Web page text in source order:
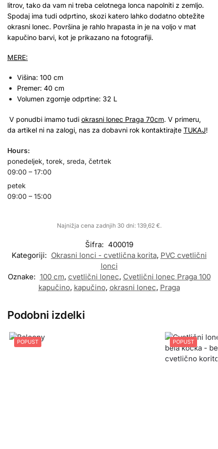
litrov, tako da vam ni treba celotnega lonca napolniti z zemljo.
Spodaj ima tudi odprtino, skozi katero lahko dodatno obtežite
okrasni lonec. Površina je rahlo hrapasta in je na voljo v mat
kapučino barvi, kot je prikazano na fotografiji.
MERE:
Višina: 100 cm
Premer: 40 cm
Volumen zgornje odprtine: 32 L
V ponudbi imamo tudi okrasni lonec Praga 70cm. V primeru,
da artikel ni na zalogi, nas za dobavni rok kontaktirajte TUKAJ!
Hours:
ponedeljek, torek, sreda, četrtek
09:00 – 17:00
petek
09:00 – 15:00
Najnižja cena zadnjih 30 dni: 139,62 €.
Šifra: 400019
Kategoriji: Okrasni lonci - cvetlična korita, PVC cvetlični
lonci
Oznake: 100 cm, cvetlični lonec, Cvetlični lonec Praga 100
kapučino, kapučino, okrasni lonec, Praga
Podobni izdelki
POPUST POPUST